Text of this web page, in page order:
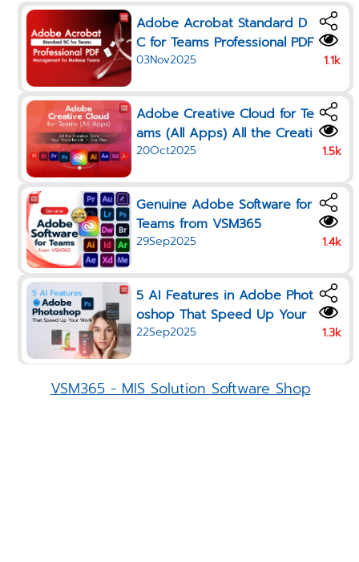
Adobe Acrobat Standard D
C for Teams Professional PDF
Management for Business Te
03Nov2025 1.1k
Adobe Creative Cloud for Te
ams (All Apps) All the Creati
ve Tools Your Team Needs i
20Oct2025 1.5k
Genuine Adobe Software for
Teams from VSM365
29Sep2025 1.4k
5 AI Features in Adobe Phot
oshop That Speed Up Your
Work in 2025
22Sep2025 1.3k
VSM365 - MIS Solution Software Shop